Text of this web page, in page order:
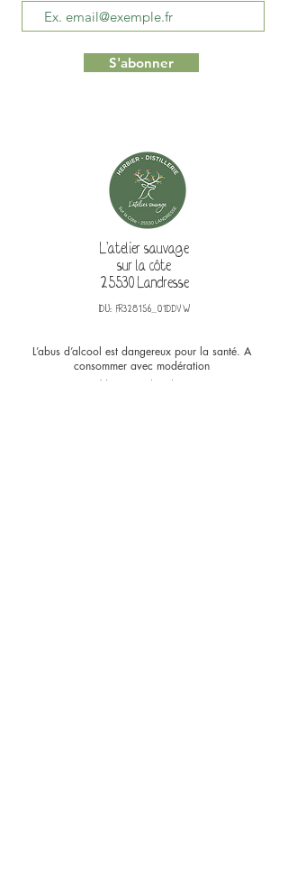
S'abonner
L'atelier sauvage
sur la côte
25530 Landresse
IDU: FR328156_01DDVW
L’abus d’alcool est dangereux pour la santé. A
consommer avec modération
Mentions légales